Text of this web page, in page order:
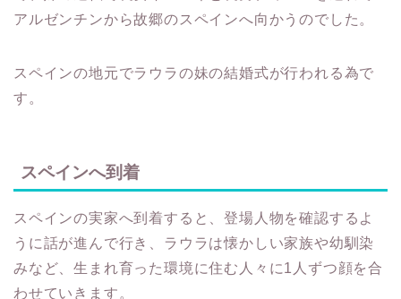
アルゼンチンから故郷のスペインへ向かうのでした。
スペインの地元でラウラの妹の結婚式が行われる為で
す。
スペインへ到着
スペインの実家へ到着すると、登場人物を確認するよ
うに話が進んで行き、ラウラは懐かしい家族や幼馴染
みなど、生まれ育った環境に住む人々に1人ずつ顔を合
わせていきます。